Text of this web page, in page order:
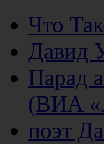
Что
Давид
Парад
(ВИА
поэт